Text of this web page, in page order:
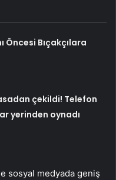
Öncesi Bıçakçılara
çekildi! Telefon
yerinden oynadı
sosyal medyada geniş